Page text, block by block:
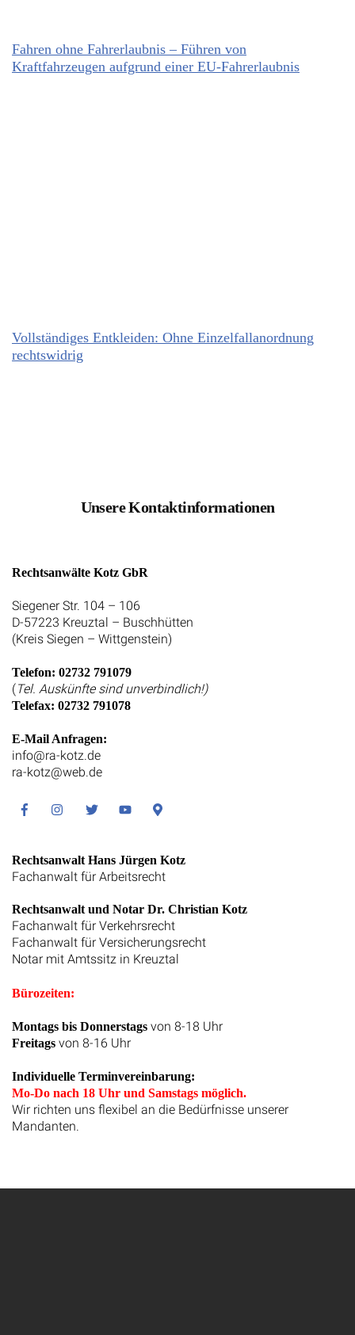
Fahren ohne Fahrerlaubnis – Führen von
Kraftfahrzeugen aufgrund einer EU-Fahrerlaubnis
Vollständiges Entkleiden: Ohne Einzelfallanordnung
rechtswidrig
Unsere Kontaktinformationen
Rechtsanwälte Kotz GbR
Siegener Str. 104 – 106
D-57223 Kreuztal – Buschhütten
(Kreis Siegen – Wittgenstein)
Telefon: 02732 791079
(Tel. Auskünfte sind unverbindlich!)
Telefax: 02732 791078
E-Mail Anfragen:
info@ra-kotz.de
ra-kotz@web.de
FacebookInstagramTwitter YoutubeGoogle
Rechtsanwalt Hans Jürgen Kotz
Fachanwalt für Arbeitsrecht
Rechtsanwalt und Notar Dr. Christian Kotz
Fachanwalt für Verkehrsrecht
Fachanwalt für Versicherungsrecht
Notar mit Amtssitz in Kreuztal
Bürozeiten:
Montags bis Donnerstags von 8-18 Uhr
Freitags von 8-16 Uhr
Individuelle Terminvereinbarung:
Mo-Do nach 18 Uhr und Samstags möglich.
Wir richten uns flexibel an die Bedürfnisse unserer
Mandanten.